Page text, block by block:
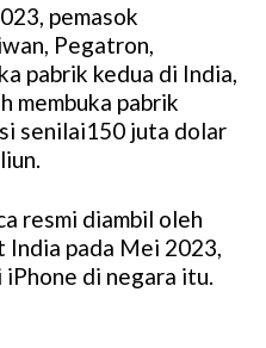
pemasok
Pegatron,
pabrik kedua di India,
membuka pabrik
senilai150 juta dolar
resmi diambil oleh
India pada Mei 2023,
di negara itu.